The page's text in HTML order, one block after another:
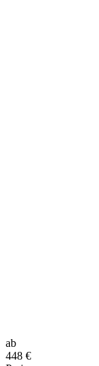
ab
448 €